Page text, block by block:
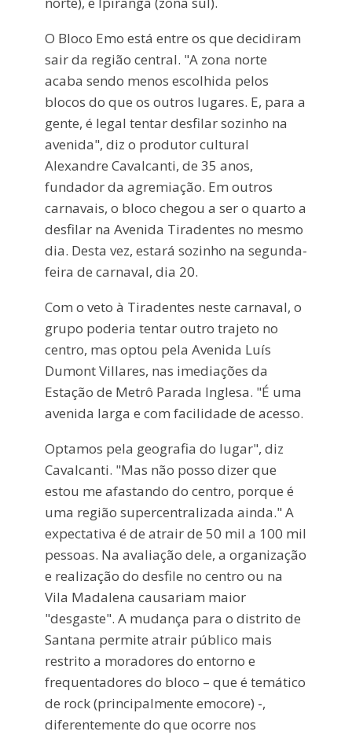
O Bloco Emo está entre os que decidiram
sair da região central. "A zona norte
acaba sendo menos escolhida pelos
blocos do que os outros lugares. E, para a
gente, é legal tentar desfilar sozinho na
avenida", diz o produtor cultural
Alexandre Cavalcanti, de 35 anos,
fundador da agremiação. Em outros
carnavais, o bloco chegou a ser o quarto a
desfilar na Avenida Tiradentes no mesmo
dia. Desta vez, estará sozinho na segunda-
feira de carnaval, dia 20.
Com o veto à Tiradentes neste carnaval, o
grupo poderia tentar outro trajeto no
centro, mas optou pela Avenida Luís
Dumont Villares, nas imediações da
Estação de Metrô Parada Inglesa. "É uma
avenida larga e com facilidade de acesso.
Optamos pela geografia do lugar", diz
Cavalcanti. "Mas não posso dizer que
estou me afastando do centro, porque é
uma região supercentralizada ainda." A
expectativa é de atrair de 50 mil a 100 mil
pessoas. Na avaliação dele, a organização
e realização do desfile no centro ou na
Vila Madalena causariam maior
"desgaste". A mudança para o distrito de
Santana permite atrair público mais
restrito a moradores do entorno e
frequentadores do bloco – que é temático
de rock (principalmente emocore) -,
diferentemente do que ocorre nos